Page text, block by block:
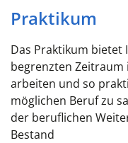
Praktikum
Das Praktikum bietet
begrenzten
arbeiten und so
möglichen Beruf zu
der beruflichen
Bestand